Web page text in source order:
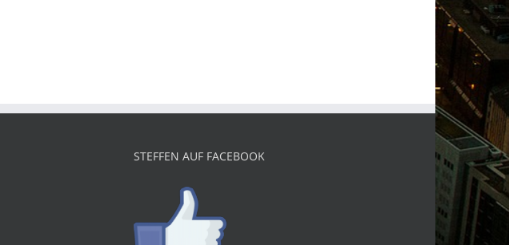
STEFFEN AUF FACEBOOK